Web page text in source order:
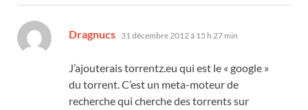
Dragnucs dit :
31 décembre 2012 à 15 h 27 min
J’ajouterais torrentz.eu qui est le « google »
du torrent. C’est un meta-moteur de
recherche qui cherche des torrents sur